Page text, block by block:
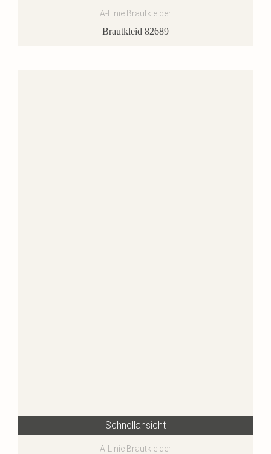
A-Linie Brautkleider
Brautkleid 82689
Schnellansicht
A-Linie Brautkleider